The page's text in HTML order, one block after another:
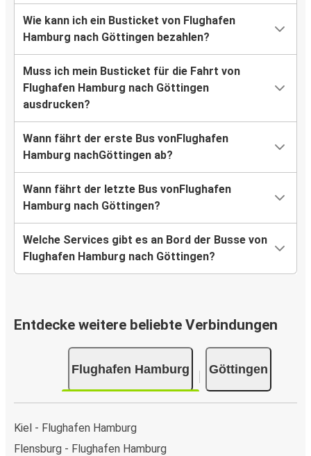
Wie kann ich ein Busticket von Flughafen
Hamburg nach Göttingen bezahlen?
Muss ich mein Busticket für die Fahrt von
Flughafen Hamburg nach Göttingen
ausdrucken?
Wann fährt der erste Bus vonFlughafen
Hamburg nachGöttingen ab?
Wann fährt der letzte Bus vonFlughafen
Hamburg nach Göttingen?
Welche Services gibt es an Bord der Busse von
Flughafen Hamburg nach Göttingen?
Entdecke weitere beliebte Verbindungen
Flughafen Hamburg Göttingen
Kiel - Flughafen Hamburg
Flensburg - Flughafen Hamburg